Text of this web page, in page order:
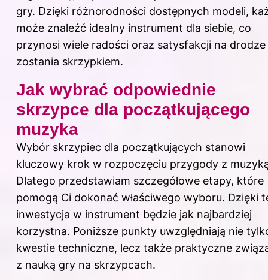
gry. Dzięki różnorodności dostępnych modeli,
może znaleźć idealny instrument dla siebie, co
przynosi wiele radości oraz satysfakcji na
zostania skrzypkiem.
Jak wybrać odpowiednie
skrzypce dla początkującego
muzyka
Wybór skrzypiec dla początkujących stanowi
kluczowy krok w rozpoczęciu przygody z
Dlatego przedstawiam szczegółowe etapy, które
pomogą Ci dokonać właściwego wyboru. Dzięki
inwestycja w instrument będzie jak najbardziej
korzystna. Poniższe punkty uwzględniają nie
kwestie techniczne, lecz także praktyczne
z nauką gry na skrzypcach.